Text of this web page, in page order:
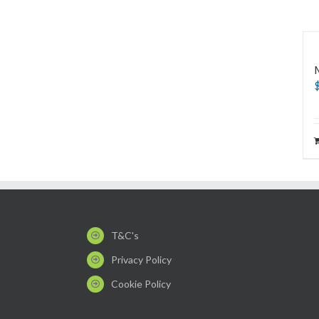
T&C's
Privacy Policy
Cookie Policy